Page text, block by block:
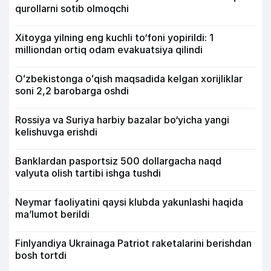
qurollarni sotib olmoqchi
Xitoyga yilning eng kuchli to‘foni yopirildi: 1
milliondan ortiq odam evakuatsiya qilindi
Oʻzbekistonga oʻqish maqsadida kelgan xorijliklar
soni 2,2 barobarga oshdi
Rossiya va Suriya harbiy bazalar bo‘yicha yangi
kelishuvga erishdi
Banklardan pasportsiz 500 dollargacha naqd
valyuta olish tartibi ishga tushdi
Neymar faoliyatini qaysi klubda yakunlashi haqida
ma’lumot berildi
Finlyandiya Ukrainaga Patriot raketalarini berishdan
bosh tortdi